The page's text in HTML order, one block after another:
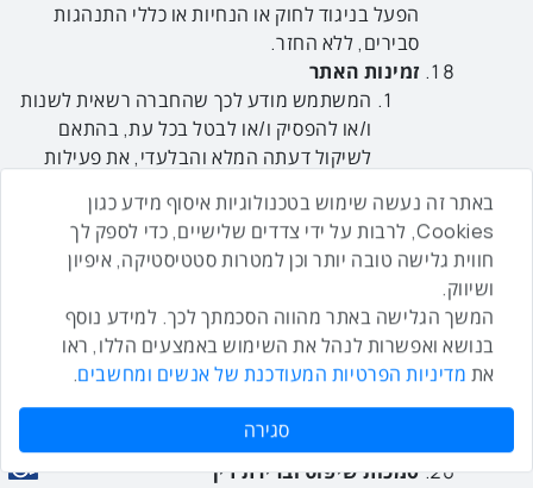
הפעל בניגוד לחוק או הנחיות או כללי התנהגות
סבירים, ללא החזר.
זמינות האתר
המשתמש מודע לכך שהחברה רשאית לשנות
ו/או להפסיק ו/או לבטל בכל עת, בהתאם
לשיקול דעתה המלא והבלעדי, את פעילות
כל צורך במתן הודעה מוקדמת על כך.
התיישנות
מבלי לגרוע מהאמור בתנאי השימוש,
תקופת ההתיישנות לגבי כל טענה ו/או דרישה
ו/או תביעה כנגד החברה, תוגבל לתקופה של
שנתיים, והצדדים רואים בכך כהסכם לתקופת
ההתיישנות כמשמעו בסעיף 19 לחוק
ההתיישנות, התשי"ח-1958.
סמכות שיפוט וברירת דין
באתר זה נעשה שימוש בטכנולוגיות איסוף מידע כגון
Cookies, לרבות על ידי צדדים שלישיים, כדי לספק לך
חווית גלישה טובה יותר וכן למטרות סטטיסטיקה, איפיון
ושיווק.
המשך הגלישה באתר מהווה הסכמתך לכך. למידע נוסף
בנושא ואפשרות לנהל את השימוש באמצעים הללו, ראו
את מדיניות הפרטיות המעודכנת של אנשים ומחשבים.
סגירה